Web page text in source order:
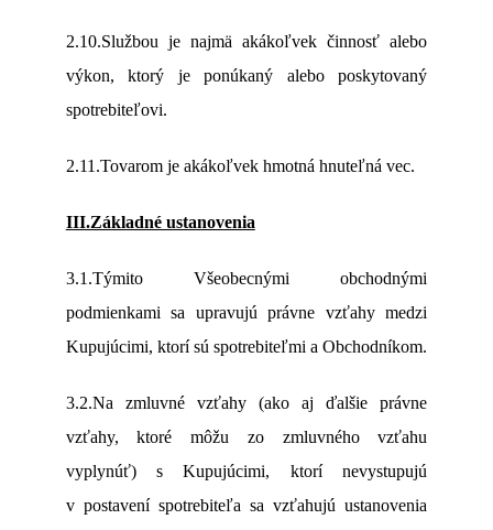
2.10.Službou je najmäakákoľvek činnosť alebo
výkon,
ktorý je ponúkaný alebo
poskytovaný
spotrebiteľovi.
2.11.Tovaromje akákoľvek hmotná hnuteľná vec.
III.Základné ustanovenia
3.1.Týmito Všeobecnými obchodnými
podmienkami sa upravujú právne vzťahy medzi
Kupujúcimi, ktorí sú spotrebiteľmi a Obchodníkom.
3.2.Na zmluvné vzťahy (ako aj ďalšie právne
vzťahy, ktoré môžu zo zmluvného vzťahu
vyplynúť) s Kupujúcimi, ktorí nevystupujú
v postavení spotrebiteľa sa vzťahujú ustanovenia